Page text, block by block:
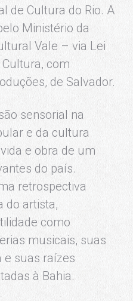
de Cultura do Rio. A
Ministério da
Vale – via Lei
com
de Salvador.
sensorial na
e da cultura
e obra de um
do país.
retrospectiva
do artista,
como
musicais, suas
e suas raízes
à Bahia.